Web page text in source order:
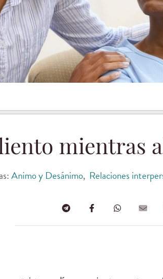
mientras
Animo y Desánimo, Relaciones